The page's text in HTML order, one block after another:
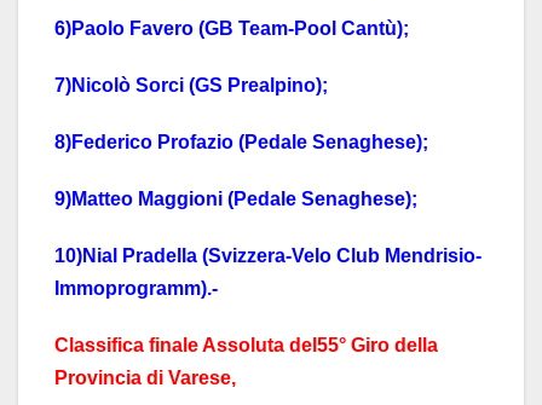
6)Paolo Favero (GB Team-Pool Cantù);
7)Nicolò Sorci (GS Prealpino);
8)Federico Profazio (Pedale Senaghese);
9)Matteo Maggioni (Pedale Senaghese);
10)Nial Pradella (Svizzera-Velo Club Mendrisio-
Immoprogramm).-
Classifica finale Assoluta del55° Giro della
Provincia di Varese,